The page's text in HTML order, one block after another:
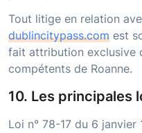
Tout litige en relation
dublincitypass.com est
fait attribution exclusive
compétents de Roanne.
10. Les principales
Loi n° 78-17 du 6